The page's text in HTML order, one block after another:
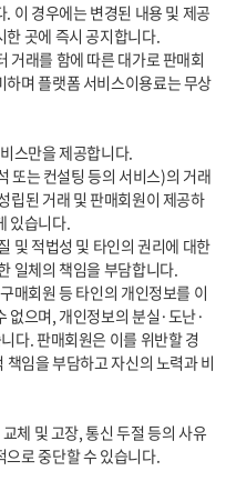
이 경우에는 변경된 내용 및 제공
한 곳에 즉시 공지합니다.
며 플랫폼 서비스이용료는 무상
립된 거래 및 판매회원이 제공하
있습니다.
일체의 책임을 부담합니다.
없으며, 개인정보의 분실·도난·
다. 판매회원은 이를 위반할 경
임을 부담하고 자신의 노력과 비
으로 중단할 수 있습니다.